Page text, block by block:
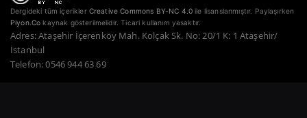
Dergideki tüm içerikler Creative Commons BY-NC 4.0 ile lisanslanmıştır. Paylaşırken
Piyon.Co kaynak gösterilmelidir. Ticari kullanım yasaktır.
Adres: Ataşehir İçerenköy Mah. Kolçak Sk. No: 20/1 K: 1 Ataşehir/
İstanbul
Telefon: 0546 944 63 69